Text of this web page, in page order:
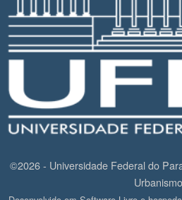
©2026 - Universidade Federal do
Urbanismo